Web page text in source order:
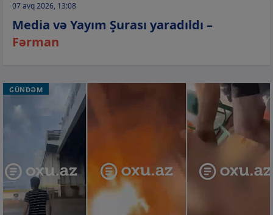
07 avq 2026, 13:08
Media və Yayım Şurası yaradıldı –
Fərman
GÜNDƏM